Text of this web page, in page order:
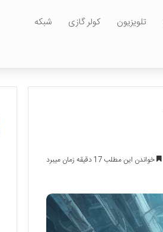
تلویزیون کولر گازی شبکه
خواندن این مطلب 17 دقیقه زمان میبرد